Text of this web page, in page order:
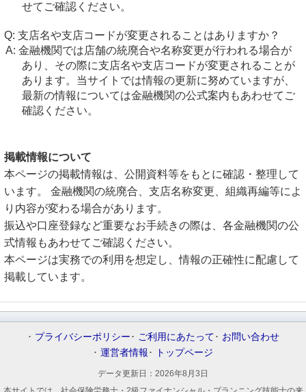
せてご確認ください。
支店名や支店コードが変更されることはありますか？
金融機関では店舗の統廃合や名称変更が行われる場合が
あり、その際に支店名や支店コードが変更されることが
あります。当サイトでは情報の更新に努めていますが、
最新の情報については金融機関の公式案内もあわせてご
確認ください。
掲載情報について
本ページの掲載情報は、公開資料等をもとに確認・整理して
います。 金融機関の統廃合、支店名称変更、組織再編等によ
り内容が変わる場合があります。
振込や口座登録など重要なお手続きの際は、各金融機関の公
式情報もあわせてご確認ください。
本ページは実務での利用を想定し、情報の正確性に配慮して
掲載しています。
プライバシーポリシー ご利用にあたって
お問い合わせ
運営者情報
トップページ
データ更新日： 2026年8月3日